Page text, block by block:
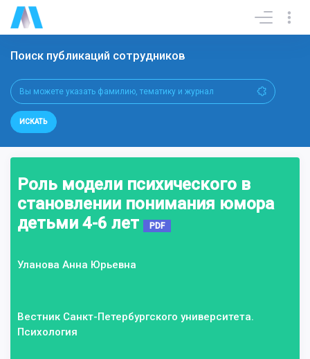
Поиск публикаций сотрудников
ИСКАТЬ
Роль модели психического в
становлении понимания юмора
детьми 4-6 лет
PDF
Уланова Анна Юрьевна
Вестник Санкт-Петербургского университета.
Психология